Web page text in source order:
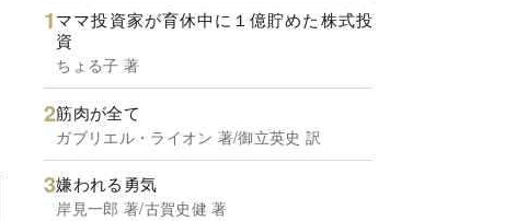
ママ投資家が育休中に１億貯めた株式投
資
ちょる子 著
筋肉が全て
ガブリエル・ライオン 著/御立英史 訳
嫌われる勇気
岸見一郎 著/古賀史健 著